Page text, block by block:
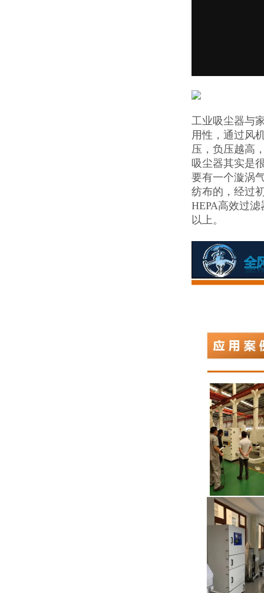
工业吸尘器与
用性，通过风
压，负压越高
吸尘器其实是
要有一个漩涡
纺布的，经过
HEPA高效过
以上。